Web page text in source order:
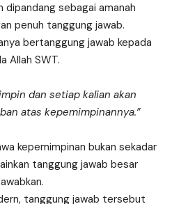
dipandang sebagai amanah
penuh tanggung jawab.
bertanggung jawab kepada
Allah SWT.
dan setiap kalian akan
atas kepemimpinannya.”
kepemimpinan bukan sekadar
tanggung jawab besar
tanggung jawab tersebut